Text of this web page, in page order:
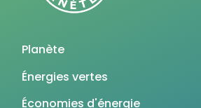
Planète
Énergies vertes
Économies d'énergie